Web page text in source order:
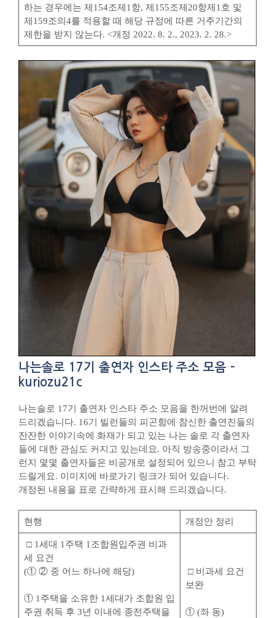
하는 경우에는 제154조제1항, 제155조제20항제1호 및
제159조의4를 적용할 때 해당 규정에 따른 거주기간의
제한을 받지 않는다. <개정 2022. 8. 2., 2023. 2. 28.>
나는솔로 17기 출연자 인스타 주소 모음 –
kuriozu21c
나는솔로 17기 출연자 인스타 주소 모음을 한꺼번에 알려
드리겠습니다. 16기 빌런들의 피곤함에 참신한 출연진들의
잔잔한 이야기속에 화재가 되고 있는 나는 솔로 각 출연자
들에 대한 관심도 커지고 있는데요. 아직 방송중이라서 그
런지 몇몇 출연자들은 비공개로 설정되어 있으니 참고 부탁
드릴게요. 이미지에 바로가기 링크가 되어 있습니다.
개정된 내용을 표로 간략하게 표시해 드리겠습니다.
현행 개정안 정리
​ □ 1세대 1주택 1조합원입주권 비과
세 요건
(① ② 중 어느 하나에 해당) ​
① 1주택을 소유한 1세대가 조합원 입
주권 취득 후 3년 이내에 종전주택을
​ □ 비과세 요건
보완
① (좌 동)